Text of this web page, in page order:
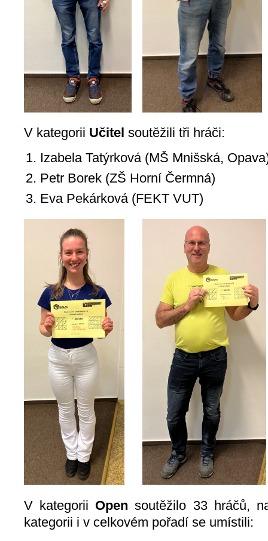
V kategorii Učitel soutěžili tři hráči:
Izabela Tatýrková (MŠ Mnišská,
Petr Borek (ZŠ Horní Čermná)
Eva Pekárková (FEKT VUT)
V kategorii Opensoutěžilo 33 hráčů,
kategorii i v celkovém pořadí se umístili: